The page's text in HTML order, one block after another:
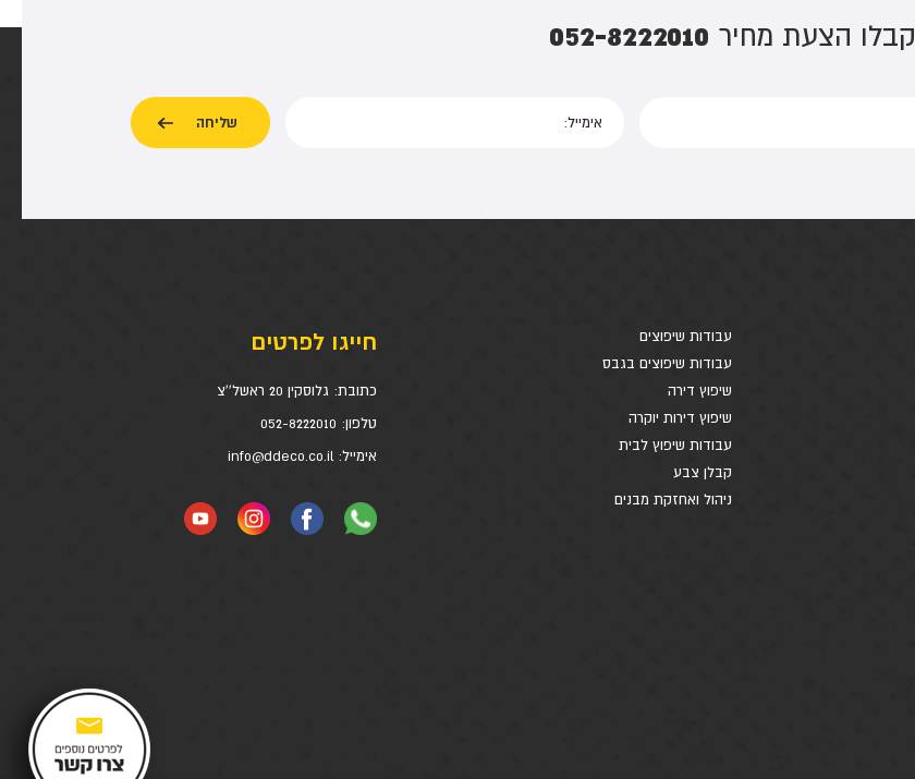
קבלו הצעת מחיר 052-8222010
עבודות שיפוצים
עבודות שיפוצים בגבס
שיפוץ דירה
שיפוץ דירות יוקרה
עבודות שיפוץ לבית
קבלן צבע
ניהול ואחזקת מבנים
חייגו לפרטים
כתובת: גלוסקין 20 ראשל''צ
טלפון: 052-8222010
אימייל:info@ddeco.co.il